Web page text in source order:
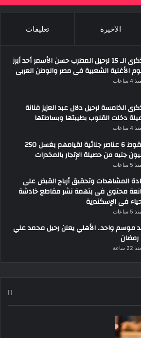
الأخيرة تعليقات
الذكرى الـ 15 لرحيل المطرب حسن الأسمر أحد أبرز
الأغنية الشعبية فى مصر والوطن العربى
منذ 4 ساعات
الخامسة لرحيل دلال عبد العزيز فنانة
دخلت القلوب بطيبتها وبساطتها
منذ 4 ساعات
سقوط 6 عناصر جنائية لقيامهم بغسل 250
جنيه من حصيلة الإتجار بالمخدرات
منذ 5 ساعات
المشاهدات وتحقيق أرباح القبض على
محتوى فى بتهمة نشر مقاطع خادشة
فى الإسكندرية
منذ 5 ساعات
موسم واحد.. الأهلي يعلن رحيل محمد علي
رمضان
منذ 22 ساعة